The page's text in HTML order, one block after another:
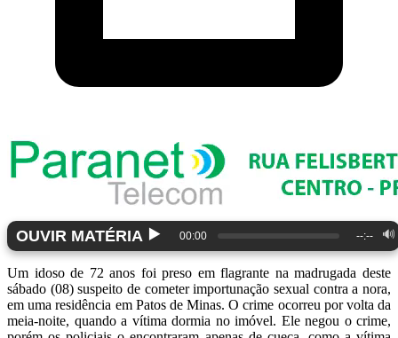
OUVIR MATÉRIA ▶️ 00:00 --:-- 🔊
Um idoso de 72 anos foi preso em flagrante na madrugada deste
sábado (08) suspeito de cometer importunação sexual contra a nora,
em uma residência em Patos de Minas. O crime ocorreu por volta da
meia-noite, quando a vítima dormia no imóvel. Ele negou o crime,